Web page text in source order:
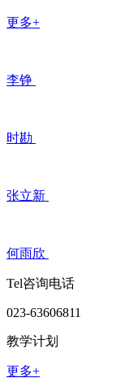
更多+
李铮
时勘
张立新
何雨欣
Tel咨询电话
023-63606811
教学计划
更多+